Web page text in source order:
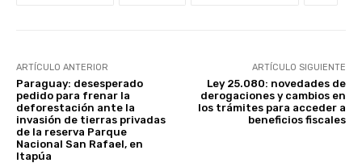
ARTÍCULO ANTERIOR
Paraguay: desesperado
pedido para frenar la
deforestación ante la
invasión de tierras privadas
de la reserva Parque
Nacional San Rafael, en
Itapúa
ARTÍCULO SIGUIENTE
Ley 25.080: novedades de
derogaciones y cambios en
los trámites para acceder a
beneficios fiscales